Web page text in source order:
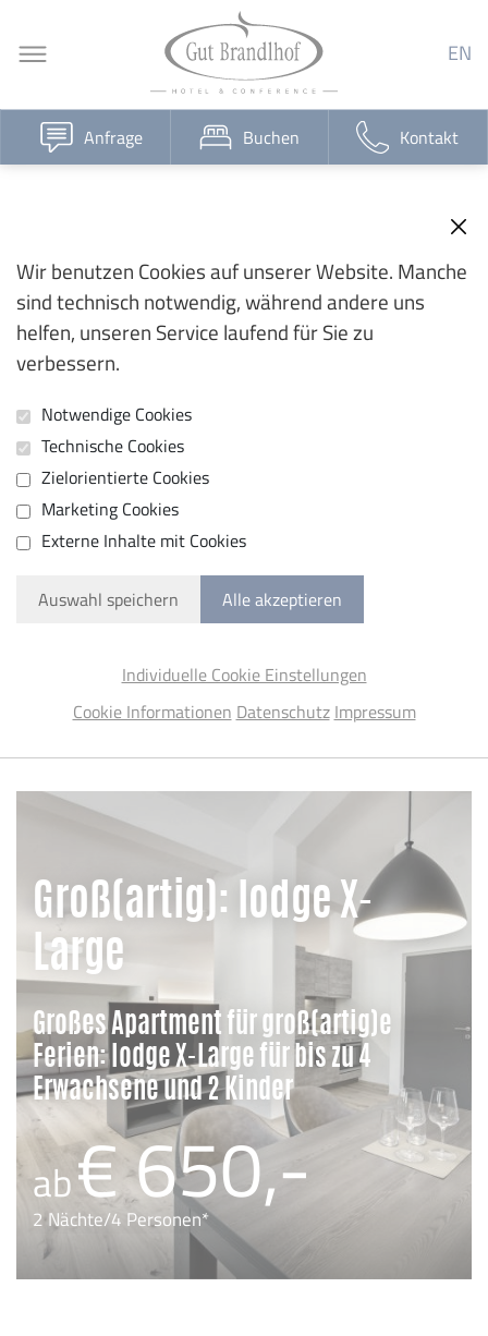
Wir benutzen Cookies auf unserer Website. Manche
sind technisch notwendig, während andere uns
helfen, unseren Service laufend für Sie zu
verbessern.
Notwendige Cookies
Technische Cookies
Zielorientierte Cookies
Marketing Cookies
Externe Inhalte mit Cookies
Auswahl speichern Alle akzeptieren
Individuelle Cookie Einstellungen
Cookie Informationen Datenschutz Impressum
Anfrage Buchen Kontakt
EN
Groß(artig): lodge X-
Large
Großes Apartment für groß(artig)e
Ferien: lodge X-Large für bis zu 4
Erwachsene und 2 Kinder
ab€ 650,-
2 Nächte/4 Personen*